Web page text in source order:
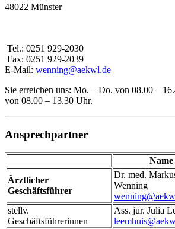
48022 Münster
Tel.: 0251 929-2030
Fax: 0251 929-2039
E-Mail: wenning@aekwl.de
Sie erreichen uns: Mo. – Do. von 08.00 –
von 08.00 – 13.30 Uhr.
Ansprechpartner
Name
Ärztlicher
Geschäftsführer
Dr. med.
Wenning
stellv.
Geschäftsführerinnen
Ass. jur. Julia